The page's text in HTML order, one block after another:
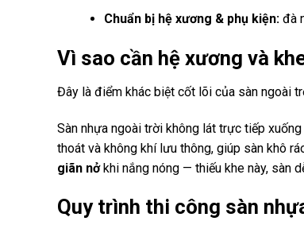
Chuẩn bị hệ xương & phụ kiện:đà
Vì sao cần hệ xương và
Đây là điểm khác biệt cốt lõi của sàn ngoài
Sàn nhựa ngoài trời không lát trực tiếp
thoát và không khí lưu thông, giúp sàn khô
giãn nởkhi nắng nóng — thiếu khe này, sàn
Quy trình thi công sàn